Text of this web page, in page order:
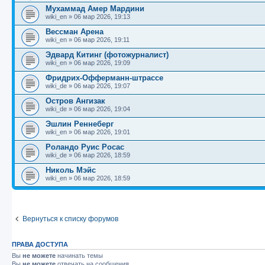
Мухаммад Амер Мардини
wiki_en » 06 мар 2026, 19:13
Вессман Арена
wiki_en » 06 мар 2026, 19:11
Эдвард Китинг (фотожурналист)
wiki_en » 06 мар 2026, 19:09
Фридрих-Офферманн-штрассе
wiki_de » 06 мар 2026, 19:07
Остров Ангизак
wiki_de » 06 мар 2026, 19:04
Эшлин Реннеберг
wiki_en » 06 мар 2026, 19:01
Роландо Руис Росас
wiki_de » 06 мар 2026, 18:59
Николь Мэйс
wiki_en » 06 мар 2026, 18:59
Вернуться к списку форумов
ПРАВА ДОСТУПА
Вы не можете начинать темы
Вы не можете отвечать на сообщения